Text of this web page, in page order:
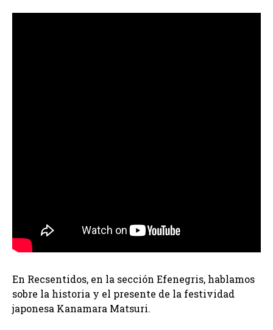
En Recsentidos, en la sección Efenegris, hablamos
sobre la historia y el presente de la festividad
japonesa Kanamara Matsuri.